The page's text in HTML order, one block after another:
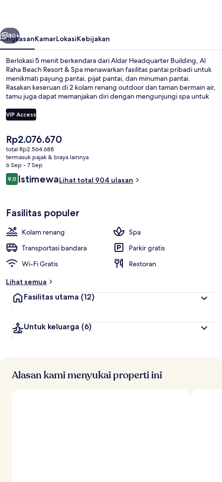
Spa
Berikutnya
80+
RingkasanKamarLokasiKebijakan
Berlokasi 5 menit berkendara dari Aldar Headquarter Building, Al
Raha Beach Resort & Spa menawarkan fasilitas pantai pribadi untuk
menikmati payung pantai, pijat pantai, dan minuman pantai.
Rasakan keseruan di 2 kolam renang outdoor dan taman bermain air,
tamu juga dapat memanjakan diri dengan mengunjungi spa untuk
Restaurant merupakan salah satu 5 restoran yang menyajikan
masakan internasional serta buka untuk sarapan, makan siang, dan
bar/lounge, kolam renang indoor, dan marina. Para traveler
menyukai staf.
VIP Access
Harga
saat
ini
Rp2.076.670
Rp2.076.670
total Rp2.564.688
termasuk pajak & biaya lainnya
6 Sep - 7 Sep
Ulasan
9,09,0 dari 10
IstimewaLihat total 904 ulasan
Fasilitas populer
Kolam renang
Spa
Transportasi bandara
Parkir gratis
Wi-Fi Gratis
Restoran
Lihat semua
Fasilitas utama (12)
Untuk keluarga (6)
Alasan kami menyukai properti ini